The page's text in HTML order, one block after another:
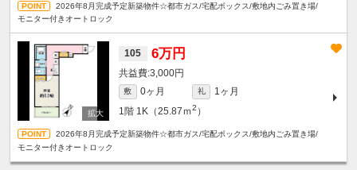
2026年8月完成予定新築物件☆都市ガス/宅配ボックス/敷地内ごみ置き場/
モニター付きオートロック
105 6万円
3,000円
敷 0ヶ月 礼
1ヶ月
1階 1K（25.87ｍ2 ）
2026年8月完成予定新築物件☆都市ガス/宅配ボックス/敷地内ごみ置き場/
モニター付きオートロック